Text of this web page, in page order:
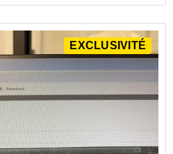
EXCLUSIVITÉ